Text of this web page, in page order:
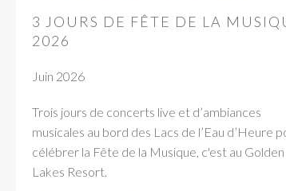
3 JOURS DE FÊTE DE LA
2026
Juin 2026
Trois jours de concerts live et d’ambiances
musicales au bord des Lacs de l’Eau d’Heure
célébrer la Fête de la Musique, c'est au Golden
Lakes Resort.